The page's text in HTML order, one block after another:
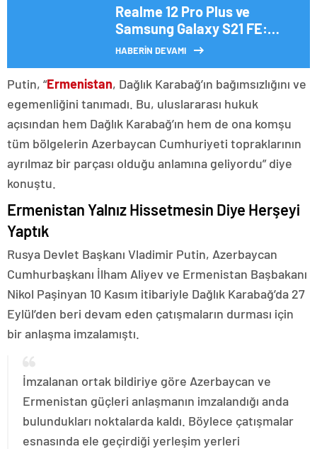
Realme 12 Pro Plus ve
Samsung Galaxy S21 FE:
Hangisi daha iyi bir seçim?
HABERİN DEVAMI
Putin, “Ermenistan, Dağlık Karabağ’ın bağımsızlığını ve
egemenliğini tanımadı. Bu, uluslararası hukuk
açısından hem Dağlık Karabağ’ın hem de ona komşu
tüm bölgelerin Azerbaycan Cumhuriyeti topraklarının
ayrılmaz bir parçası olduğu anlamına geliyordu” diye
konuştu.
Ermenistan Yalnız Hissetmesin Diye Herşeyi
Yaptık
Rusya Devlet Başkanı Vladimir Putin, Azerbaycan
Cumhurbaşkanı İlham Aliyev ve Ermenistan Başbakanı
Nikol Paşinyan 10 Kasım itibariyle Dağlık Karabağ’da 27
Eylül’den beri devam eden çatışmaların durması için
bir anlaşma imzalamıştı.
İmzalanan ortak bildiriye göre Azerbaycan ve
Ermenistan güçleri anlaşmanın imzalandığı anda
bulundukları noktalarda kaldı. Böylece çatışmalar
esnasında ele geçirdiği yerleşim yerleri